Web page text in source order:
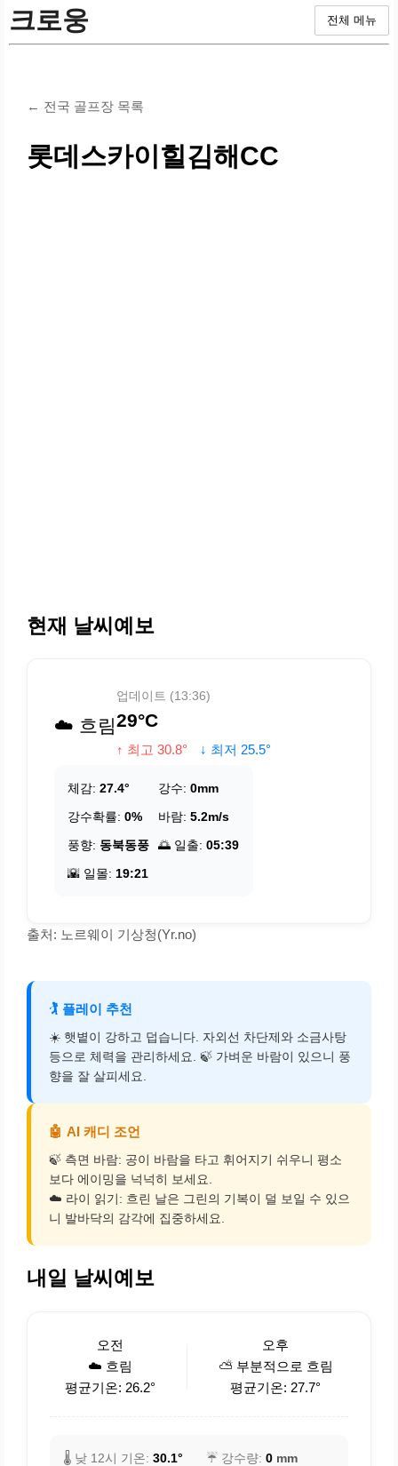
크로웅 전체 메뉴
← 전국 골프장 목록
롯데스카이힐김해CC
현재 날씨예보
☁️ 흐림
업데이트 (13:36)
29°C
↑ 최고 30.8° ↓ 최저 25.5°
체감: 27.4° 강수: 0mm
강수확률: 0% 바람: 5.2m/s
풍향: 동북동풍 🌅 일출: 05:39
🌇 일몰: 19:21
출처: 노르웨이 기상청(Yr.no)
🏌️ 플레이 추천
☀️ 햇볕이 강하고 덥습니다. 자외선 차단제와 소금사탕
등으로 체력을 관리하세요. 🍃 가벼운 바람이 있으니 풍
향을 잘 살피세요.
🤖 AI 캐디 조언
🍃 측면 바람: 공이 바람을 타고 휘어지기 쉬우니 평소
보다 에이밍을 넉넉히 보세요.
☁️ 라이 읽기: 흐린 날은 그린의 기복이 덜 보일 수 있으
니 발바닥의 감각에 집중하세요.
내일 날씨예보
오전
☁️ 흐림
평균기온: 26.2°
오후
⛅ 부분적으로 흐림
평균기온: 27.7°
🌡️ 낮 12시 기온: 30.1° ☔ 강수량: 0 mm